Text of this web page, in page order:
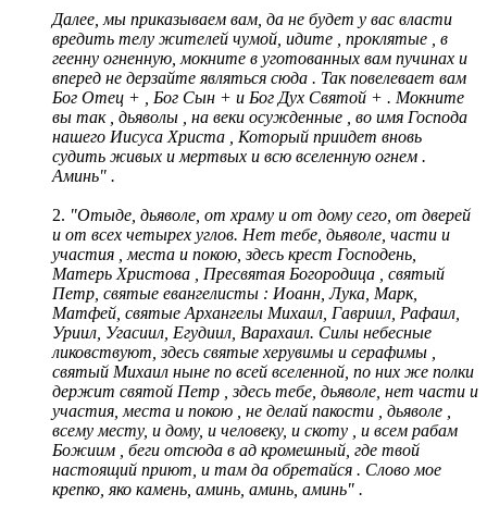
Далее, мы приказываем вам, да не будет у вас власти
вредить телу жителей чумой, идите , проклятые , в
геенну огненную, мокните в уготованных вам пучинах и
вперед не дерзайте являться сюда . Так повелевает вам
Бог Отец + , Бог Сын + и Бог Дух Святой + . Мокните
вы так , дьяволы , на веки осужденные , во имя Господа
нашего Иисуса Христа , Который приидет вновь
судить живых и мертвых и всю вселенную огнем .
Аминь" .
2. "Отыде, дьяволе, от храму и от дому сего, от дверей
и от всех четырех углов. Нет тебе, дьяволе, части и
участия , места и покою, здесь крест Господень,
Матерь Христова , Пресвятая Богородица , святый
Петр, святые евангелисты : Иоанн, Лука, Марк,
Матфей, святые Архангелы Михаил, Гавриил, Рафаил,
Уриил, Угасиил, Егудиил, Варахаил. Силы небесные
ликовствуют, здесь святые херувимы и серафимы ,
святый Михаил ныне по всей вселенной, по них же полки
держит святой Петр , здесь тебе, дьяволе, нет части и
участия, места и покою , не делай пакости , дьяволе ,
всему месту, и дому, и человеку, и скоту , и всем рабам
Божиим , беги отсюда в ад кромешный, где твой
настоящий приют, и там да обретайся . Слово мое
крепко, яко камень, аминь, аминь, аминь" .